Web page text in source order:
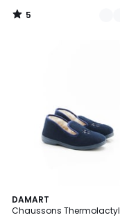
5
/
DAMART
Chaussons Thermolactyl
2
Couleurs